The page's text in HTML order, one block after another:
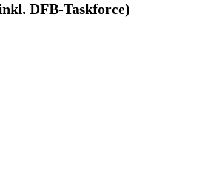
DFB-Taskforce)